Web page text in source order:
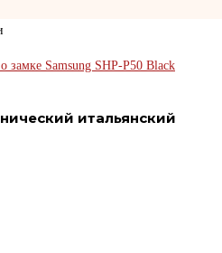
Samsung SHP-P50 Black
итальянский